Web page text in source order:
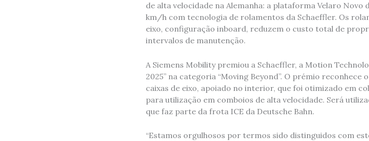
de alta velocidade na Alemanha: a plataforma Velaro Novo
km/h com tecnologia de rolamentos da Schaeffler. Os
eixo, configuração inboard, reduzem o custo total de
intervalos de manutenção.
A Siemens Mobility premiou a Schaeffler, a Motion
2025” na categoria “Moving Beyond”. O prémio
caixas de eixo, apoiado no interior, que foi otimizado em
para utilização em comboios de alta velocidade. Será
que faz parte da frota ICE da Deutsche Bahn.
“Estamos orgulhosos por termos sido distinguidos com